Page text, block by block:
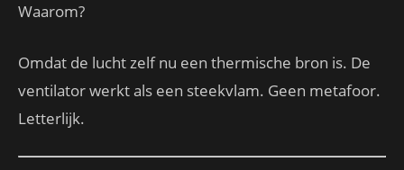
Waarom?
Omdat de lucht zelf nu een thermische bron is. De
ventilator werkt als een steekvlam. Geen metafoor.
Letterlijk.